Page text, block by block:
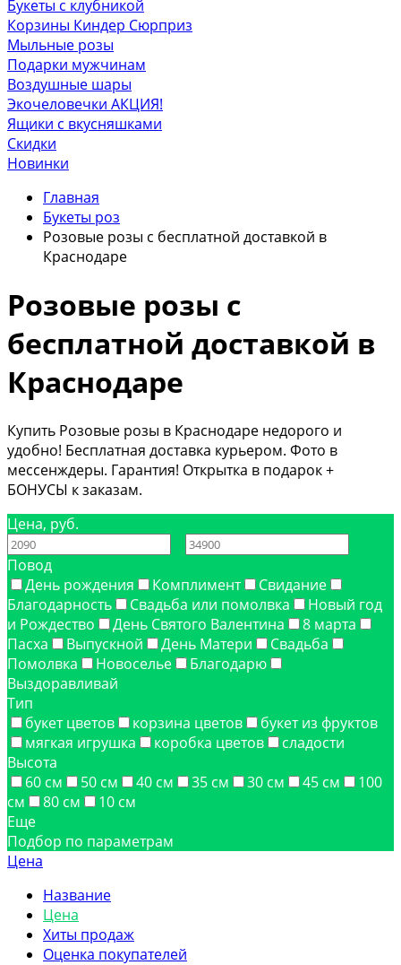
Букеты с клубникой
Корзины Киндер Сюрприз
Мыльные розы
Подарки мужчинам
Воздушные шары
Экочеловечки АКЦИЯ!
Ящики с вкусняшками
Скидки
Новинки
Главная
Букеты роз
Розовые розы с бесплатной доставкой в
Краснодаре
Розовые розы с
бесплатной доставкой в
Краснодаре
Купить Розовые розы в Краснодаре недорого и
удобно! Бесплатная доставка курьером. Фото в
мессенждеры. Гарантия! Открытка в подарок +
БОНУСЫ к заказам.
Цена, руб.
Повод
День рождения
Комплимент
Свидание
Благодарность
Свадьба или помолвка
Новый год
и Рождество
День Святого Валентина
8 марта
Пасха
Выпускной День Матери
Свадьба
Помолвка
Новоселье
Благодарю
Выздоравливай
Тип
букет цветов
корзина цветов
букет из фруктов
мягкая игрушка
коробка цветов
сладости
Высота
60 см
50 см 40 см 35 см 30 см 45 см
100
см
80 см
10 см
Еще
Подбор по параметрам
Цена
Название
Цена
Хиты продаж
Оценка покупателей